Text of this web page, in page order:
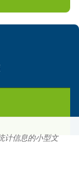
计信息的小型文